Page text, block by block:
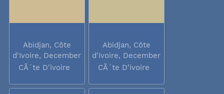
Abidjan, Côte
d'Ivoire, December
2017
CÃ´te D'ivoire
Abidjan, Côte
d'Ivoire, December
2017
CÃ´te D'ivoire